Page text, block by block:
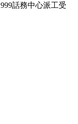
話務中心派工受